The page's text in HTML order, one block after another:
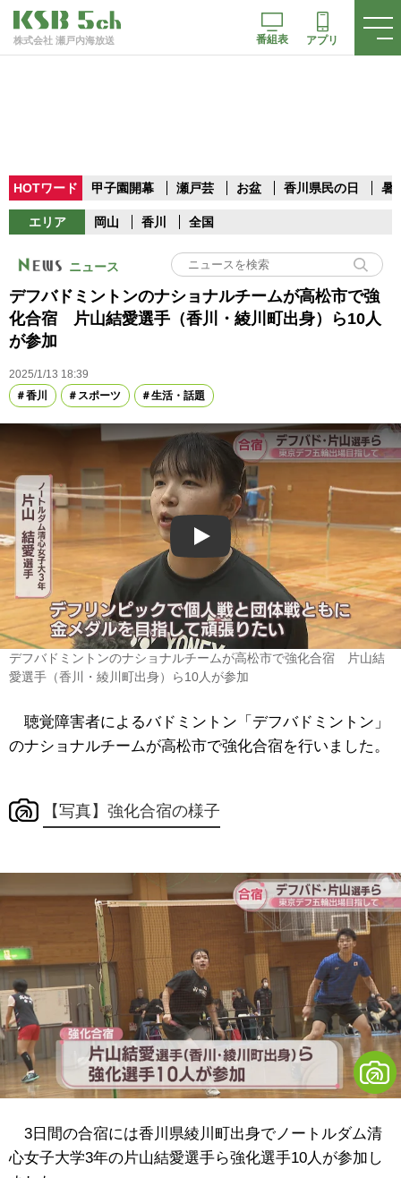
株式会社 瀬戸内海放送 番組表 アプリ
HOTワード 甲子園開幕 瀬戸芸 お盆 香川県民の日 暑
エリア 岡山 香川 全国
ニュース
デフバドミントンのナショナルチームが高松市で強
化合宿 片山結愛選手（香川・綾川町出身）ら10人
が参加
2025/1/13 18:39
香川
スポーツ 生活・話題
Play
デフバドミントンのナショナルチームが高松市で強化合宿 片山結
愛選手（香川・綾川町出身）ら10人が参加
聴覚障害者によるバドミントン「デフバドミントン」
のナショナルチームが高松市で強化合宿を行いました。
【写真】強化合宿の様子
3日間の合宿には香川県綾川町出身でノートルダム清
心女子大学3年の片山結愛選手ら強化選手10人が参加し